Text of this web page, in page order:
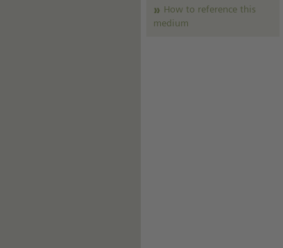
How to reference this
medium